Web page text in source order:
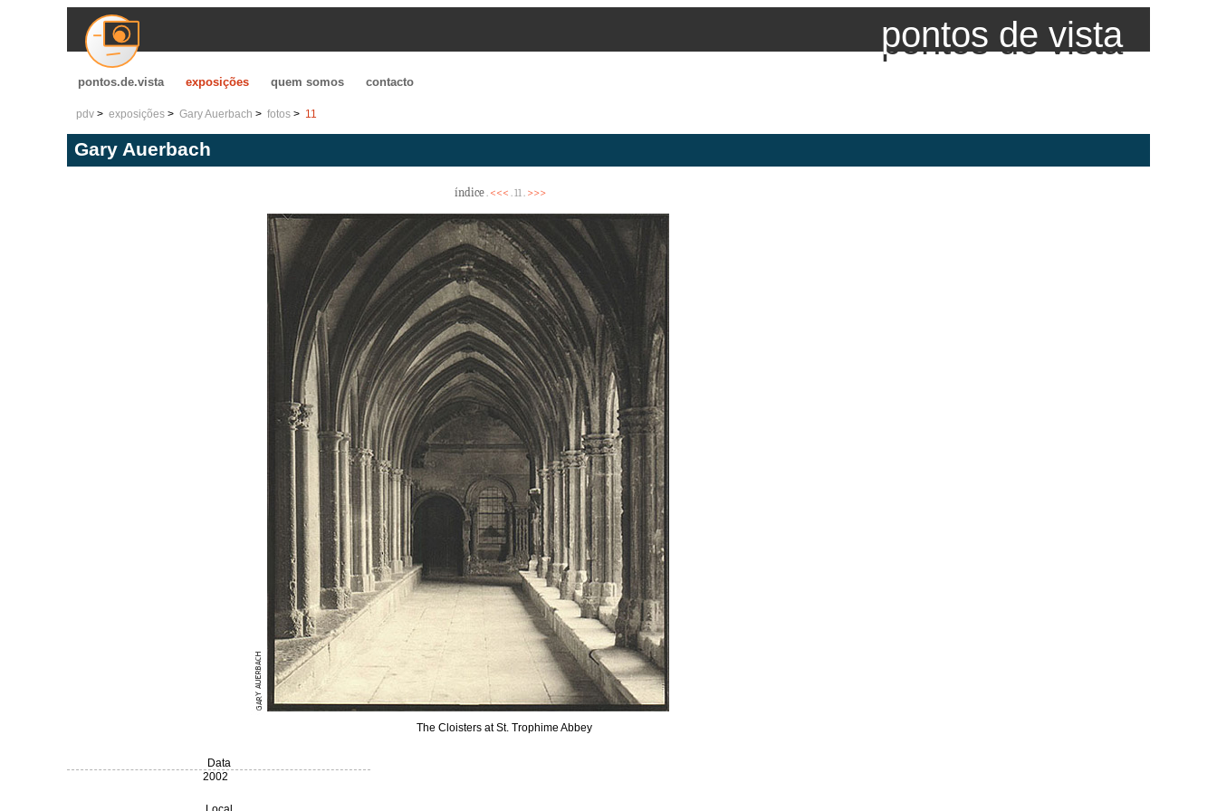
pontos de vista
pontos.de.vista exposições quem somos contacto
pdv exposições Gary Auerbach fotos 11
Gary Auerbach
índice. <<< . 11 . >>>
The Cloisters at St. Trophime Abbey
Data
2002